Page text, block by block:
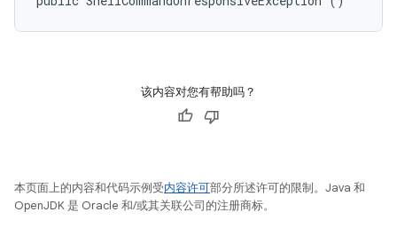
该内容对您有帮助吗？
本页面上的内容和代码示例受内容许可部分所述许可的限制。Java 和
OpenJDK 是 Oracle 和/或其关联公司的注册商标。